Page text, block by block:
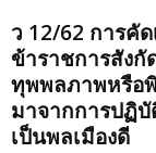
ว 12/62 การคั
ข้าราชการสังกั
ทุพพลภาพหรือพิ
มาจากการปฏิ
เป็นพลเมืองดี